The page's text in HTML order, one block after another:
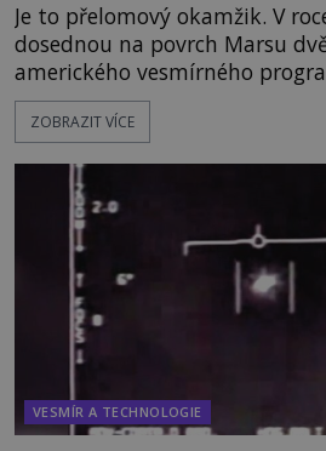
Je to přelomový okamžik. V
dosednou na povrch Marsu
amerického vesmírného
jsou schopny pořídit fotografie
opředené rudé planety. Viking
zvané Cydonie totiž zachytí
připomínající lidskou tvář.
ZOBRAZIT VÍCE
VESMÍR A TECHNOLOGIE